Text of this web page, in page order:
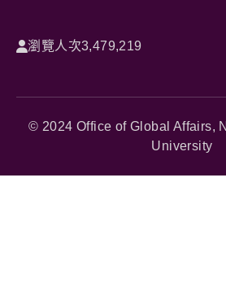
瀏覽人次3,479,219
© 2024 Office of Global Affairs,
University